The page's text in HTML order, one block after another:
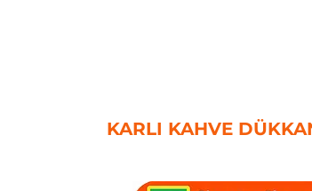
KARLI KAHVE